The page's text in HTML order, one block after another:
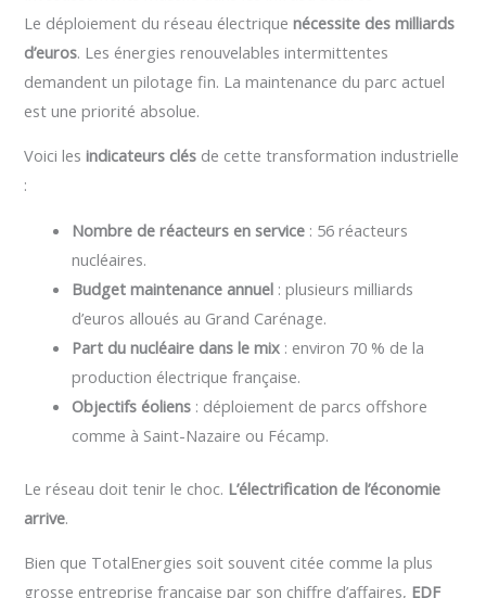
Le déploiement du réseau électriquenécessite des milliards
d’euros. Les énergies renouvelables intermittentes
demandent un pilotage fin. La maintenance du parc actuel
est une priorité absolue.
Voici lesindicateurs clés de cette transformation industrielle
:
Nombre de réacteurs en service : 56 réacteurs
nucléaires.
Budget maintenance annuel : plusieurs milliards
d’euros alloués au Grand Carénage.
Part du nucléaire dans le mix : environ 70 % de la
production électrique française.
Objectifs éoliens : déploiement de parcs offshore
comme à Saint-Nazaire ou Fécamp.
Le réseau doit tenir le choc. L’électrification de l’économie
arrive.
Bien que TotalEnergies soit souvent citée comme la plus
grosse entreprise française par son chiffre d’affaires, EDF